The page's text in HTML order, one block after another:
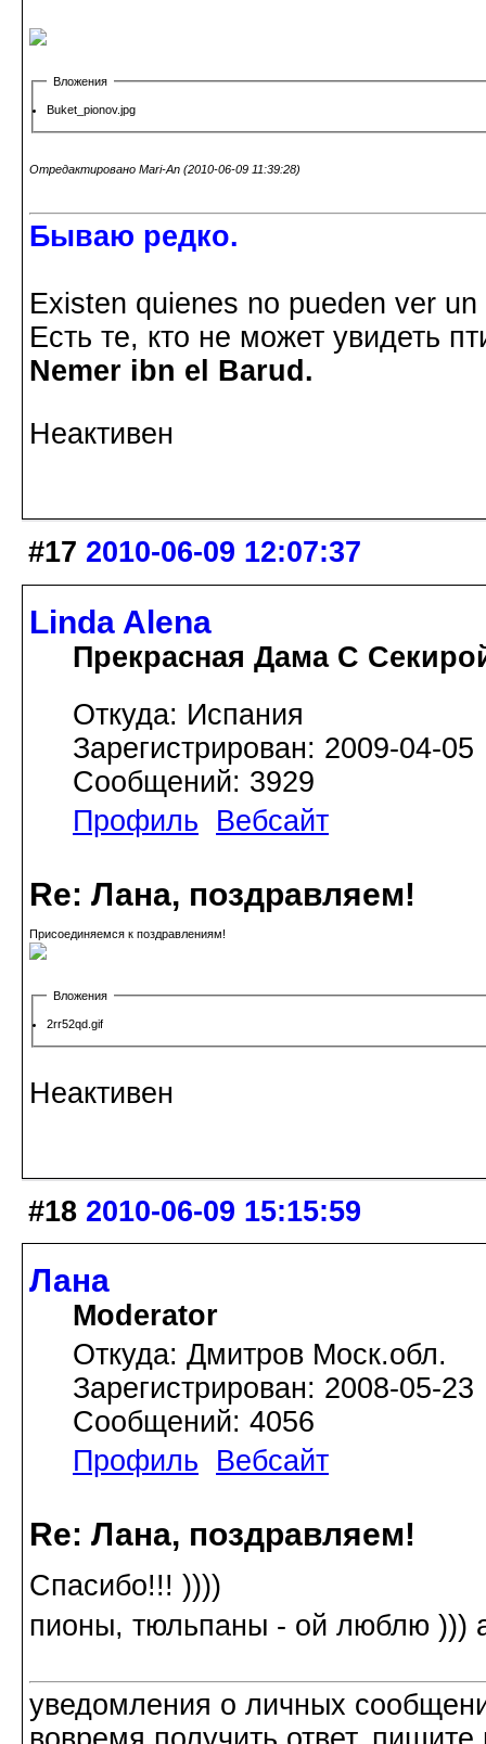
Вложения
Buket_pionov.jpg
Отредактировано Mari-An (2010-06-09 11:39:28)
Бываю редко.
Existen quienes no pueden ver
Есть те, кто не может увидеть
Nemer ibn el Barud.
Неактивен
#17 2010-06-09 12:07:37
Linda Alena
Прекрасная Дама С
Откуда: Испания
Зарегистрирован: 2009-04-05
Сообщений: 3929
Профиль
Вебсайт
Re: Лана, поздравляем!
Присоединяемся к поздравлениям!
Вложения
2rr52qd.gif
Неактивен
#18 2010-06-09 15:15:59
Лана
Moderator
Откуда: Дмитров Моск.обл.
Зарегистрирован: 2008-05-23
Сообщений: 4056
Профиль
Вебсайт
Re: Лана, поздравляем!
Спасибо!!! ))))
пионы, тюльпаны - ой люблю )))
уведомления о личных